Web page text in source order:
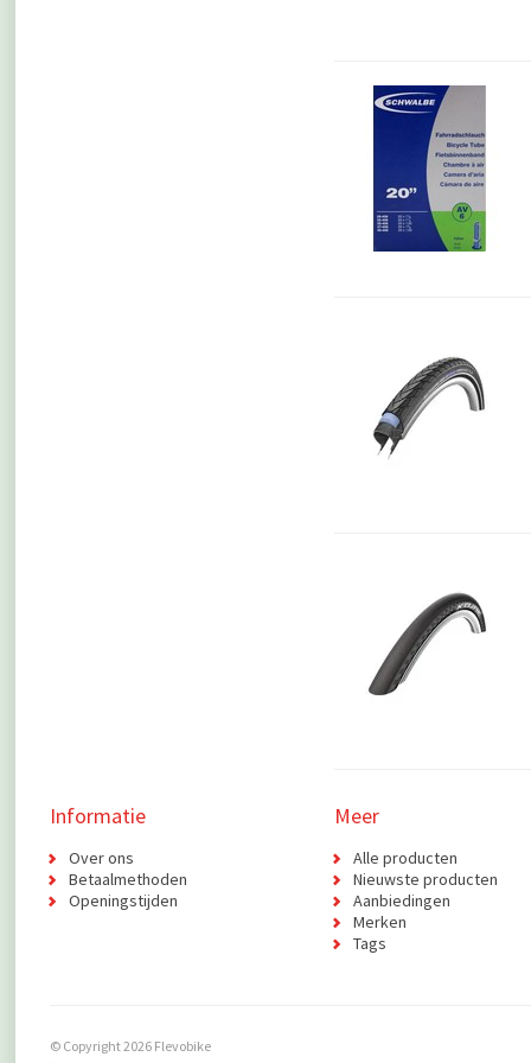
Informatie
Over ons
Betaalmethoden
Openingstijden
Meer
Alle producten
Nieuwste producten
Aanbiedingen
Merken
Tags
© Copyright 2026 Flevobike